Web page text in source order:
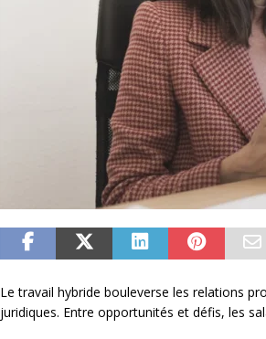
Le travail hybride bouleverse les relations
juridiques. Entre opportunités et défis, les